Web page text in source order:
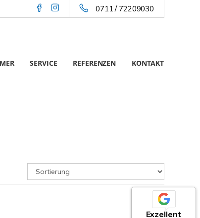
0711 / 72209030
SERVICE REFERENZEN KONTAKT
Exzellent